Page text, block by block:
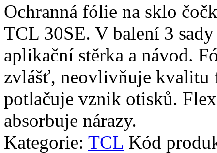
Ochranná fólie na sklo
TCL 30SE. V balení 3
aplikační stěrka a návod.
zvlášť, neovlivňuje kvalitu
potlačuje vznik otisků.
absorbuje nárazy.
Kategorie: TCL Kód